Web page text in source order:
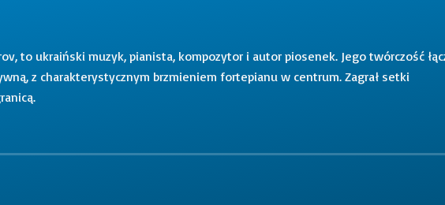
to ukraiński muzyk, pianista, kompozytor i autor piosenek. Jego twórczość
z charakterystycznym brzmieniem fortepianu w centrum. Zagrał setki